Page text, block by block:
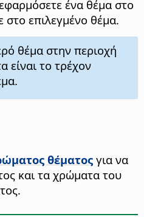
ένα θέμα στο
επιλεγμένο θέμα.
θέμα στην περιοχή
είναι το τρέχον
θέματος για να
και τα χρώματα του